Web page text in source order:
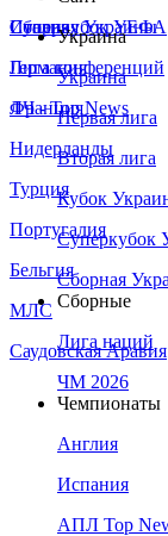
Сборная Украины
Италия
Германия
Франция
Нидерланды
Турция
Португалия
Бельгия
МЛС
Саудовская Аравия
Суперкубок УЕФА
Лига конференций
ЛЧ - Top News
Украина
Украина
Первая лига
Вторая лига
Кубок
Суперкубок
Сборная
Сборные
Лига наций
ЧМ 2026
Чемпионаты
Англия
Испания
АПЛ Top